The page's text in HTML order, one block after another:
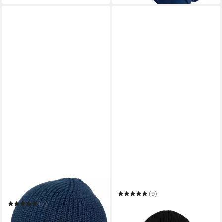
Beanie Mütze Strickmütze
für Damen & Herren
Wintermütze A501
(7)
4,90 € UVP19,90 €
(9)